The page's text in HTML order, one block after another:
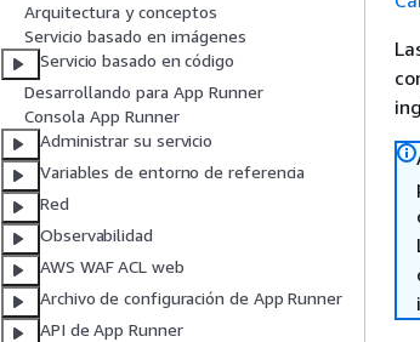
Arquitectura y conceptos
Servicio basado en imágenes
Servicio basado en código
Desarrollando para App Runner
Consola App Runner
Administrar su servicio
Variables de entorno de referencia
Red
Observabilidad
AWS WAF ACL web
Archivo de configuración de App Runner
API de App Runner